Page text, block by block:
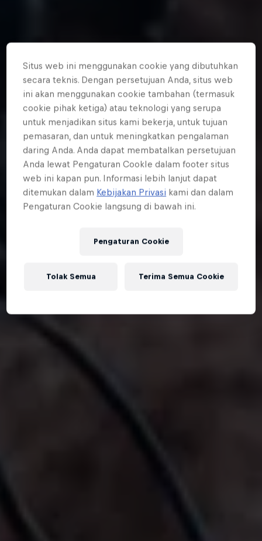
Situs web ini menggunakan cookie yang dibutuhkan
secara teknis. Dengan persetujuan Anda, situs web
ini akan menggunakan cookie tambahan (termasuk
cookie pihak ketiga) atau teknologi yang serupa
untuk menjadikan situs kami bekerja, untuk tujuan
pemasaran, dan untuk meningkatkan pengalaman
daring Anda. Anda dapat membatalkan persetujuan
Anda lewat Pengaturan CookIe dalam footer situs
web ini kapan pun. Informasi lebih lanjut dapat
ditemukan dalam Kebijakan Privasi kami dan dalam
Pengaturan Cookie langsung di bawah ini.
Pengaturan Cookie
Tolak Semua Terima Semua Cookie